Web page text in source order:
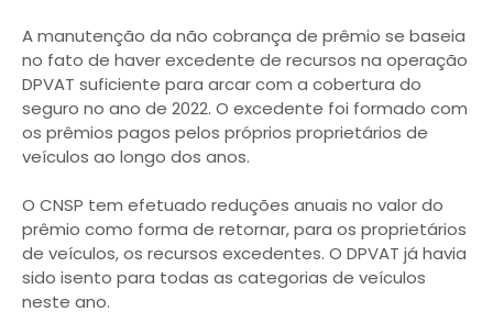
A manutenção da não cobrança de prêmio se baseia
no fato de haver excedente de recursos na operação
DPVAT suficiente para arcar com a cobertura do
seguro no ano de 2022. O excedente foi formado com
os prêmios pagos pelos próprios proprietários de
veículos ao longo dos anos.
O CNSP tem efetuado reduções anuais no valor do
prêmio como forma de retornar, para os proprietários
de veículos, os recursos excedentes. O DPVAT já havia
sido isento para todas as categorias de veículos
neste ano.